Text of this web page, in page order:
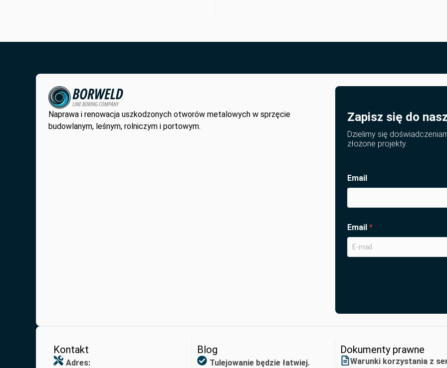
Naprawa i renowacja uszkodzonych otworów metalowych w sprzęcie
budowlanym, leśnym, rolniczym i portowym.
Zapisz się do
Dzielimy się
złożone projekty.
Email
Email *
Kontakt
Adres:
Blog
Tulejowanie będzie łatwiej.
Dokumenty prawne
Warunki korzystania z